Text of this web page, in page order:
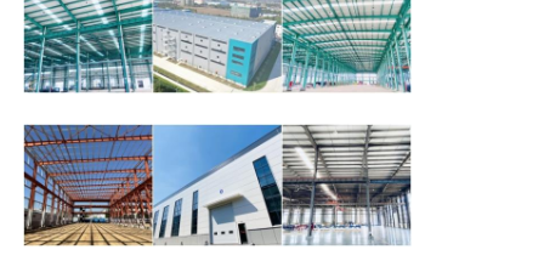
Estructura de acero de varios pisos
Estructura de acero industrial
Edificio Público de Acero